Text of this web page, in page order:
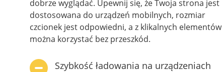
dobrze wyglądać. Upewnij się, że Twoja strona jest
dostosowana do urządzeń mobilnych, rozmiar
czcionek jest odpowiedni, a z klikalnych elementów
można korzystać bez przeszkód.
Szybkość ładowania na urządzeniach